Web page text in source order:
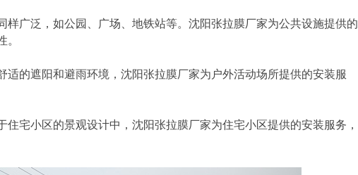
样广泛，如公园、广场、地铁站等。沈阳张拉膜厂家为公共设施提供的
。
适的遮阳和避雨环境，沈阳张拉膜厂家为户外活动场所提供的安装服
住宅小区的景观设计中，沈阳张拉膜厂家为住宅小区提供的安装服务，